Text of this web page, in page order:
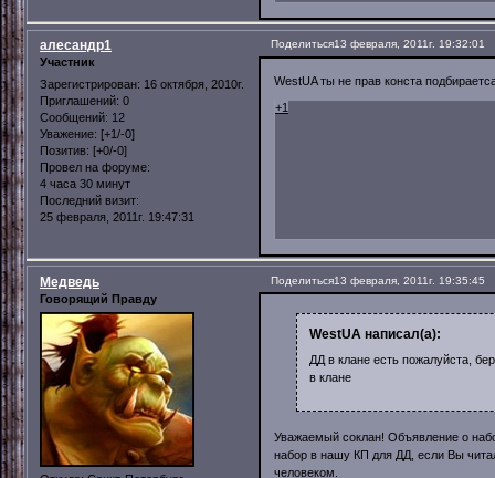
Поделиться13 февраля, 2011г. 19:32:01
алесандр1
Участник
Зарегистрирован: 16 октября, 2010г.
Приглашений: 0
Сообщений: 12
Уважение: [+1/-0]
Позитив: [+0/-0]
Провел на форуме:
4 часа 30 минут
Последний визит:
25 февраля, 2011г. 19:47:31
WestUA ты не прав конста
+1
Поделиться13 февраля, 2011г. 19:35:45
Медведь
Говорящий Правду
WestUA написал(а):
ДД в клане есть пожалуйста,
в клане
Уважаемый соклан! Объявление о
набор в нашу КП для ДД, если Вы
человеком.